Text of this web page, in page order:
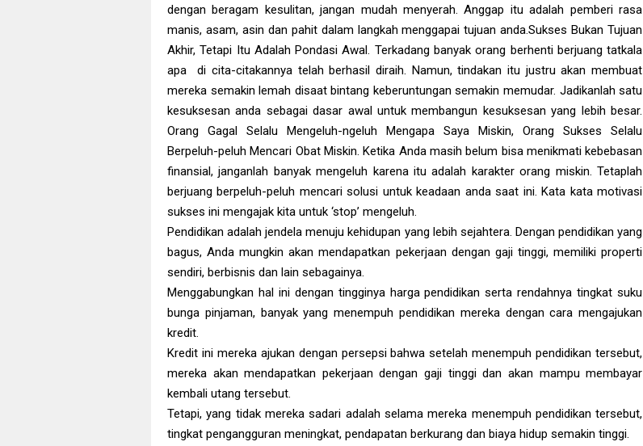
dengan beragam kesulitan, jangan mudah menyerah. Anggap itu adalah pemberi rasa
manis, asam, asin dan pahit dalam langkah menggapai tujuan anda.Sukses Bukan Tujuan
Akhir, Tetapi Itu Adalah Pondasi Awal. Terkadang banyak orang berhenti berjuang tatkala
apa di cita-citakannya telah berhasil diraih. Namun, tindakan itu justru akan membuat
mereka semakin lemah disaat bintang keberuntungan semakin memudar. Jadikanlah satu
kesuksesan anda sebagai dasar awal untuk membangun kesuksesan yang lebih besar.
Orang Gagal Selalu Mengeluh-ngeluh Mengapa Saya Miskin, Orang Sukses Selalu
Berpeluh-peluh Mencari Obat Miskin. Ketika Anda masih belum bisa menikmati kebebasan
finansial, janganlah banyak mengeluh karena itu adalah karakter orang miskin. Tetaplah
berjuang berpeluh-peluh mencari solusi untuk keadaan anda saat ini. Kata kata motivasi
sukses ini mengajak kita untuk ‘stop’ mengeluh.
Pendidikan adalah jendela menuju kehidupan yang lebih sejahtera. Dengan pendidikan yang
bagus, Anda mungkin akan mendapatkan pekerjaan dengan gaji tinggi, memiliki properti
sendiri, berbisnis dan lain sebagainya.
Menggabungkan hal ini dengan tingginya harga pendidikan serta rendahnya tingkat suku
bunga pinjaman, banyak yang menempuh pendidikan mereka dengan cara mengajukan
kredit.
Kredit ini mereka ajukan dengan persepsi bahwa setelah menempuh pendidikan tersebut,
mereka akan mendapatkan pekerjaan dengan gaji tinggi dan akan mampu membayar
kembali utang tersebut.
Tetapi, yang tidak mereka sadari adalah selama mereka menempuh pendidikan tersebut,
tingkat pengangguran meningkat, pendapatan berkurang dan biaya hidup semakin tinggi.